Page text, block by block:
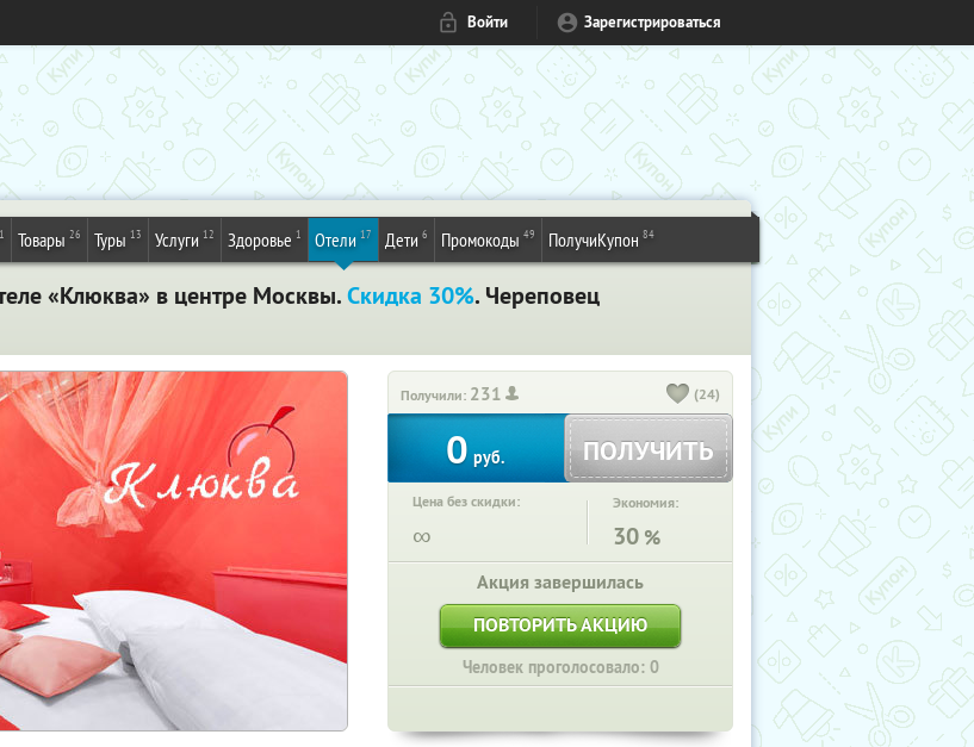
Войти Зарегистрироваться
Товары 26 Туры 13 Услуги 12 Здоровье 1 Отели 17 Дети 6 Промокоды 49 ПолучиКупон 84
«Клюква» в центре Москвы.Скидка 30%. Череповец
Получили: 231 (24)
0 руб. ПОЛУЧИТЬ
Цена без скидки:
∞
Экономия:
30 %
Акция завершилась
ПОВТОРИТЬ АКЦИЮ
Человек проголосовало: 0